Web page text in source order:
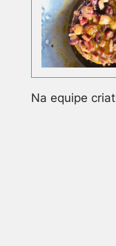
Na equipe